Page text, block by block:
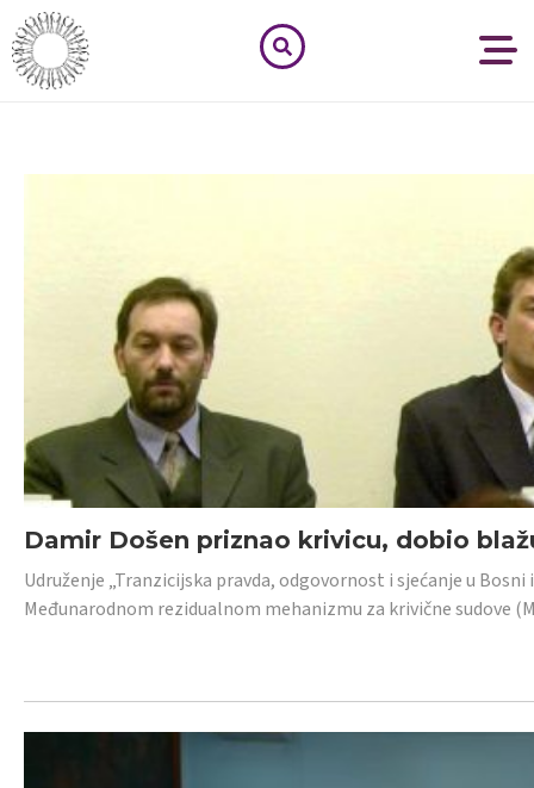
Damir Došen priznao krivicu, dobio
Udruženje „Tranzicijska pravda, odgovornost i sjećanje u
Međunarodnom rezidualnom mehanizmu za krivične sudove